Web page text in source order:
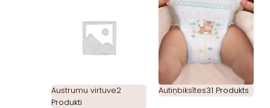
Austrumu virtuve2
Produkti
Autiņbiksītes31 Produkts